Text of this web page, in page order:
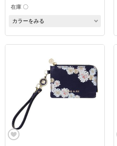
在庫 〇
カラーをみる